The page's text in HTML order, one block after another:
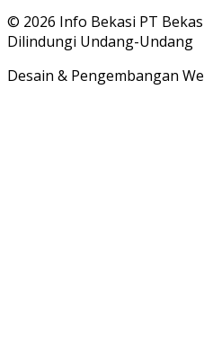
© 2026 Info Bekasi PT
Dilindungi Undang-Undang
Desain & Pengembangan